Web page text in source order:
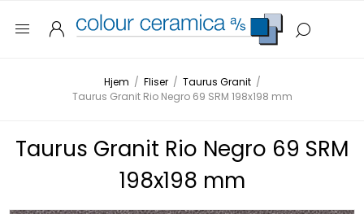
Hjem / Fliser / Taurus Granit /
Taurus Granit Rio Negro 69 SRM 198x198 mm
Taurus Granit Rio Negro 69 SRM
198x198 mm